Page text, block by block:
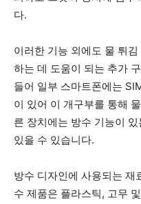
다.
이러한 기능 외에도 물 튀
하는 데 도움이 되는 추가
들어 일부 스마트폰에는
이 있어 이 개구부를 통해
른 장치에는 방수 기능이
있을 수 있습니다.
방수 디자인에 사용되는 재
수 제품은 플라스틱, 고무